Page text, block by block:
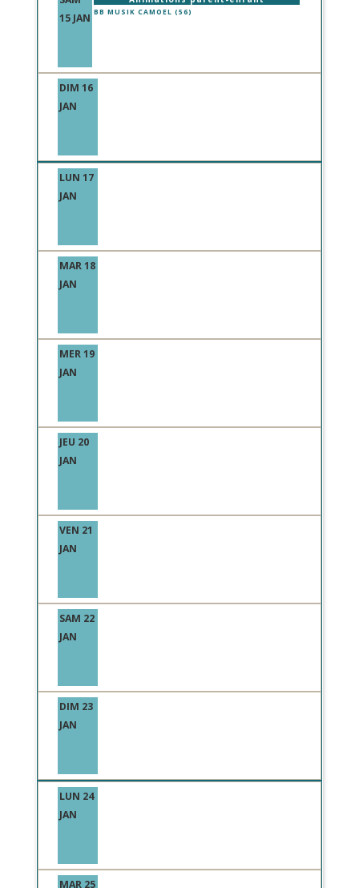
15 JAN BB MUSIK CAMOEL (56)
DIM 16
JAN
LUN 17
JAN
MAR 18
JAN
MER 19
JAN
JEU 20
JAN
VEN 21
JAN
SAM 22
JAN
DIM 23
JAN
LUN 24
JAN
MAR 25